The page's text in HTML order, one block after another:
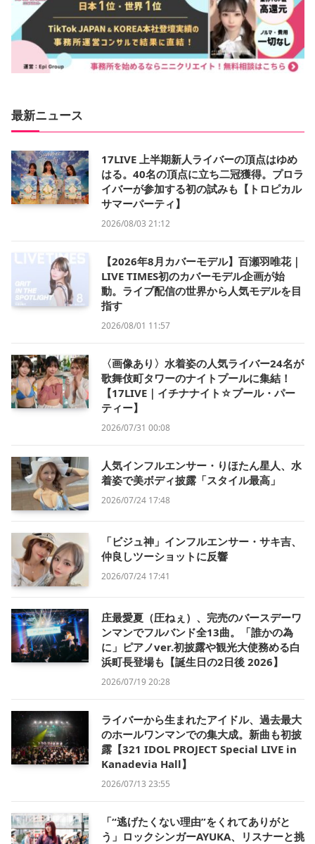
最新ニュース
17LIVE 上半期新人ライバーの頂点はゆめ
はる。40名の頂点に立ち二冠獲得。プロラ
イバーが参加する初の試みも【トロピカル
サマーパーティ】
2026/08/03 21:12
【2026年8月カバーモデル】百瀬羽唯花｜
LIVE TIMES初のカバーモデル企画が始
動。ライブ配信の世界から人気モデルを目
指す
2026/08/01 11:57
〈画像あり〉水着姿の人気ライバー24名が
歌舞伎町タワーのナイトプールに集結！
【17LIVE｜イチナナイト☆プール・パー
ティー】
2026/07/31 00:08
人気インフルエンサー・りほたん星人、水
着姿で美ボディ披露「スタイル最高」
2026/07/24 17:48
「ビジュ神」インフルエンサー・サキ吉、
仲良しツーショットに反響
2026/07/24 17:41
庄最愛夏（圧ねぇ）、完売のバースデーワ
ンマンでフルバンド全13曲。「誰かの為
に」ピアノver.初披露や観光大使務める白
浜町長登場も【誕生日の2日後 2026】
2026/07/19 20:28
ライバーから生まれたアイドル、過去最大
のホールワンマンでの集大成。新曲も初披
露【321 IDOL PROJECT Special LIVE in
Kanadevia Hall】
2026/07/13 23:55
「“逃げたくない理由”をくれてありがと
う」ロックシンガーAYUKA、リスナーと挑